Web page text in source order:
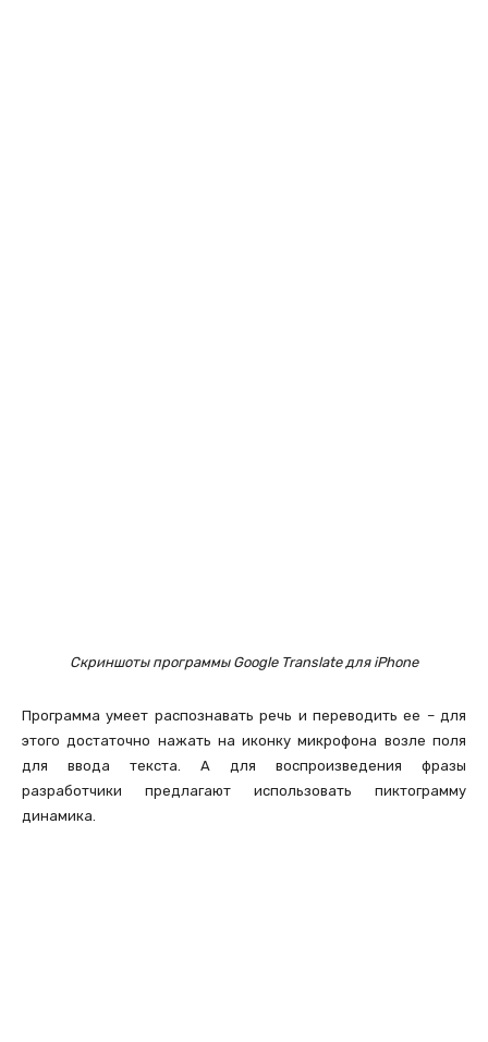
Скриншоты программы Google Translate для iPhone
Программа умеет распознавать речь и переводить ее – для
этого достаточно нажать на иконку микрофона возле поля
для ввода текста. А для воспроизведения фразы
разработчики предлагают использовать пиктограмму
динамика.